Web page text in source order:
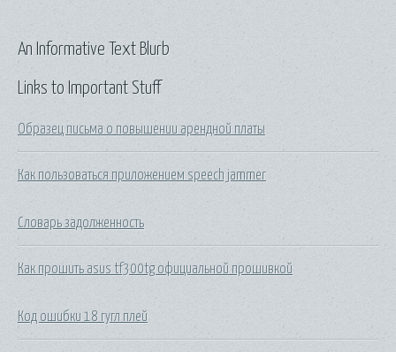
Links to Important Stuff
Образец письма о повышении арендной платы
Как пользоваться приложением speech jammer
Словарь задолженность
Как прошить asus tf300tg официальной прошивкой
Код ошибки 18 гугл плей
An Informative Text Blurb